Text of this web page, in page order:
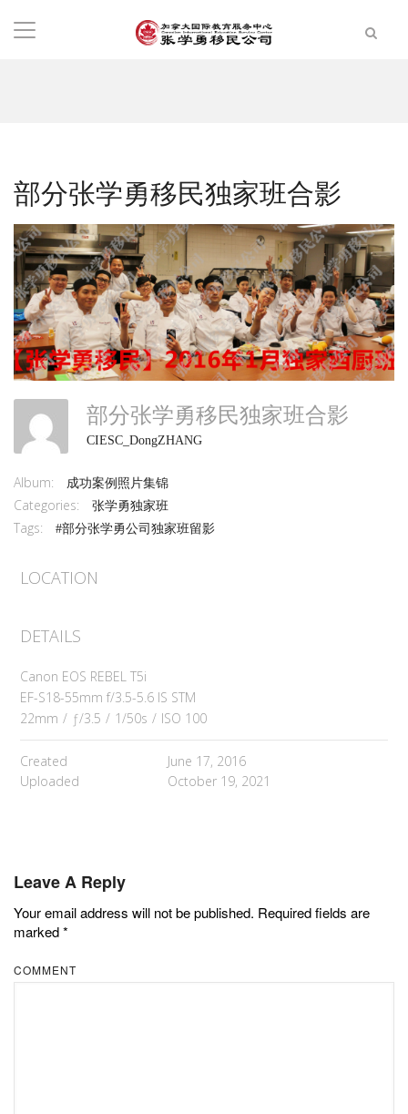
部分张学勇移民独家班合影
部分张学勇移民独家班合影
CIESC_DongZHANG
Album: 成功案例照片集锦
Categories: 张学勇独家班
Tags: #部分张学勇公司独家班留影
LOCATION
DETAILS
Canon EOS REBEL T5i
EF-S18-55mm f/3.5-5.6 IS STM
22mm / ƒ/3.5 / 1/50s / ISO 100
Created
June 17, 2016
Uploaded
October 19, 2021
Leave A Reply
Your email address will not be published. Required fields are
marked*
COMMENT